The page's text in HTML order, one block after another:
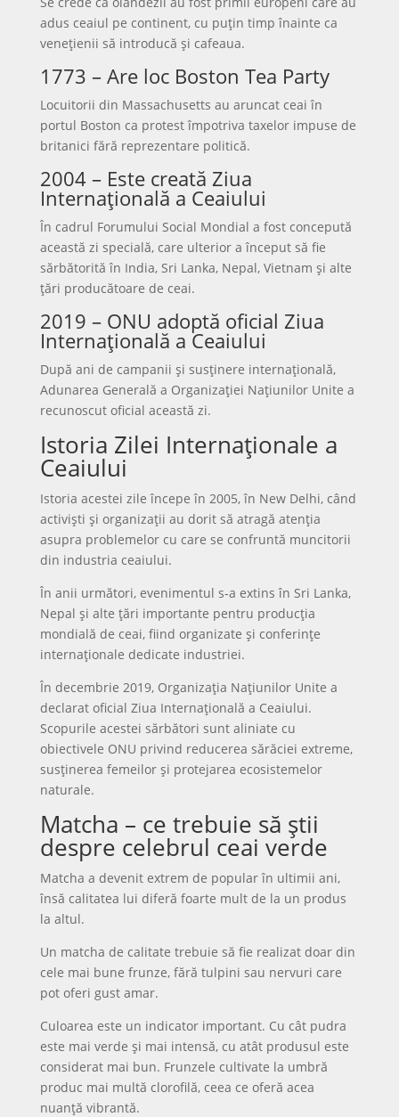
adus ceaiul pe continent, cu puțin timp înainte ca
venețienii să introducă și cafeaua.
1773 – Are loc Boston Tea Party
Locuitorii din Massachusetts au aruncat ceai în
portul Boston ca protest împotriva taxelor impuse de
britanici fără reprezentare politică.
2004 – Este creată Ziua
Internațională a Ceaiului
În cadrul Forumului Social Mondial a fost concepută
această zi specială, care ulterior a început să fie
sărbătorită în India, Sri Lanka, Nepal, Vietnam și alte
țări producătoare de ceai.
2019 – ONU adoptă oficial Ziua
Internațională a Ceaiului
După ani de campanii și susținere internațională,
Adunarea Generală a Organizației Națiunilor Unite a
recunoscut oficial această zi.
Istoria Zilei Internaționale a
Ceaiului
Istoria acestei zile începe în 2005, în New Delhi, când
activiști și organizații au dorit să atragă atenția
asupra problemelor cu care se confruntă muncitorii
din industria ceaiului.
În anii următori, evenimentul s-a extins în Sri Lanka,
Nepal și alte țări importante pentru producția
mondială de ceai, fiind organizate și conferințe
internaționale dedicate industriei.
În decembrie 2019, Organizația Națiunilor Unite a
declarat oficial Ziua Internațională a Ceaiului.
Scopurile acestei sărbători sunt aliniate cu
obiectivele ONU privind reducerea sărăciei extreme,
susținerea femeilor și protejarea ecosistemelor
naturale.
Matcha – ce trebuie să știi
despre celebrul ceai verde
Matcha a devenit extrem de popular în ultimii ani,
însă calitatea lui diferă foarte mult de la un produs
la altul.
Un matcha de calitate trebuie să fie realizat doar din
cele mai bune frunze, fără tulpini sau nervuri care
pot oferi gust amar.
Culoarea este un indicator important. Cu cât pudra
este mai verde și mai intensă, cu atât produsul este
considerat mai bun. Frunzele cultivate la umbră
produc mai multă clorofilă, ceea ce oferă acea
nuanță vibrantă.